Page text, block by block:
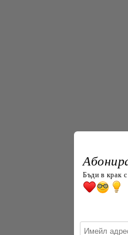
Бъди в крак